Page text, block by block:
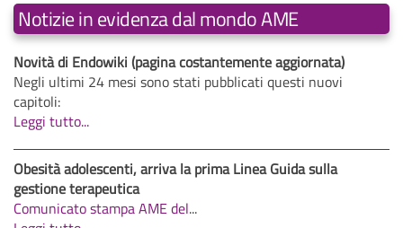
Notizie in evidenza dal mondo AME
Novità di Endowiki (pagina costantemente aggiornata)
Negli ultimi 24 mesi sono stati pubblicati questi nuovi
capitoli:
Leggi tutto...
Obesità adolescenti, arriva la prima Linea Guida sulla
gestione terapeutica
Comunicato stampa AME del...